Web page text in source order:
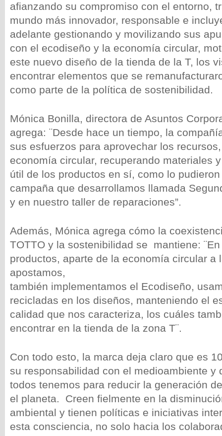
afianzando su compromiso con el entorno,
mundo más innovador, responsable e
adelante gestionando y movilizando sus
con el ecodiseño y la economía circular,
este nuevo diseño de la tienda de la T, los
encontrar elementos que se
como parte de la política de sostenibilidad.
Mónica Bonilla, directora de Asuntos
agrega: ¨Desde hace un tiempo, la
sus esfuerzos para aprovechar los
economía circular, recuperando materiales
útil de los productos en sí, como lo
campaña que desarrollamos llamada
y en nuestro taller de reparaciones”.
Además, Mónica agrega cómo la
TOTTO y la sostenibilidad se mantiene:
productos, aparte de la economía circular a
apostamos,
también implementamos el Ecodiseño,
recicladas en los diseños, manteniendo el
calidad que nos caracteriza, los cuáles
encontrar en la tienda de la zona T¨.
Con todo esto, la marca deja claro que es
su responsabilidad con el medioambiente y
todos tenemos para reducir la generación
el planeta. Creen fielmente en la
ambiental y tienen políticas e iniciativas
esta consciencia, no solo hacia los